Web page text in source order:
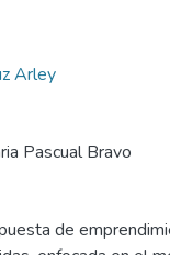
Arley
Pascual Bravo
de